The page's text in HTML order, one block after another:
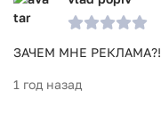
ЗАЧЕМ МНЕ РЕКЛАМА?!
1 год назад